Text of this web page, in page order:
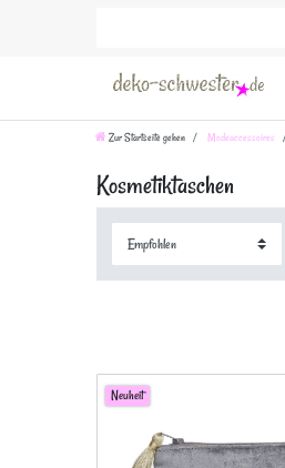
Zur Startseite gehen Modeaccessoires
Kosmetiktaschen
Neuheit